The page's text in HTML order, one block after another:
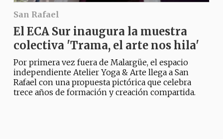
San Rafael
El ECA Sur inaugura la muestra
colectiva 'Trama, el arte nos hila'
Por primera vez fuera de Malargüe, el espacio
independiente Atelier Yoga & Arte llega a San
Rafael con una propuesta pictórica que celebra
trece años de formación y creación compartida.